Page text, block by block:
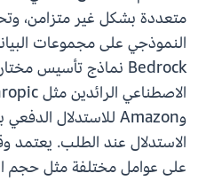
متعددة بشكل غير متزامن،
الاستدلال عند الطلب. يعتمد
على عوامل مختلفة مثل حجم